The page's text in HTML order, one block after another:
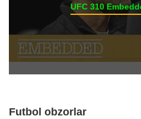
UFC 310
Futbol obzorlar